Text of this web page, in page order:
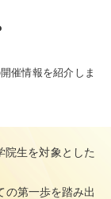
催情報を紹介しま
院生を対象とした
の第一歩を踏み出